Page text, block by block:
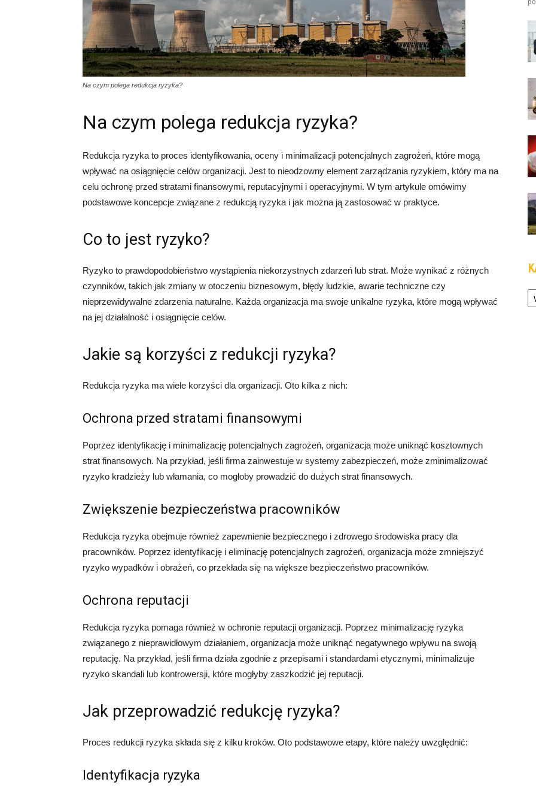
Na czym polega redukcja ryzyka?
Na czym polega redukcja ryzyka?
Redukcja ryzyka to proces identyfikowania, oceny i minimalizacji potencjalnych zagrożeń, które mogą
wpływać na osiągnięcie celów organizacji. Jest to nieodzowny element zarządzania ryzykiem, który ma na
celu ochronę przed stratami finansowymi, reputacyjnymi i operacyjnymi. W tym artykule omówimy
podstawowe koncepcje związane z redukcją ryzyka i jak można ją zastosować w praktyce.
Co to jest ryzyko?
Ryzyko to prawdopodobieństwo wystąpienia niekorzystnych zdarzeń lub strat. Może wynikać z różnych
czynników, takich jak zmiany w otoczeniu biznesowym, błędy ludzkie, awarie techniczne czy
nieprzewidywalne zdarzenia naturalne. Każda organizacja ma swoje unikalne ryzyka, które mogą wpływać
na jej działalność i osiągnięcie celów.
Jakie są korzyści z redukcji ryzyka?
Redukcja ryzyka ma wiele korzyści dla organizacji. Oto kilka z nich:
Ochrona przed stratami finansowymi
Poprzez identyfikację i minimalizację potencjalnych zagrożeń, organizacja może uniknąć kosztownych
strat finansowych. Na przykład, jeśli firma zainwestuje w systemy zabezpieczeń, może zminimalizować
ryzyko kradzieży lub włamania, co mogłoby prowadzić do dużych strat finansowych.
Zwiększenie bezpieczeństwa pracowników
Redukcja ryzyka obejmuje również zapewnienie bezpiecznego i zdrowego środowiska pracy dla
pracowników. Poprzez identyfikację i eliminację potencjalnych zagrożeń, organizacja może zmniejszyć
ryzyko wypadków i obrażeń, co przekłada się na większe bezpieczeństwo pracowników.
Ochrona reputacji
Redukcja ryzyka pomaga również w ochronie reputacji organizacji. Poprzez minimalizację ryzyka
związanego z nieprawidłowym działaniem, organizacja może uniknąć negatywnego wpływu na swoją
reputację. Na przykład, jeśli firma działa zgodnie z przepisami i standardami etycznymi, minimalizuje
ryzyko skandali lub kontrowersji, które mogłyby zaszkodzić jej reputacji.
Jak przeprowadzić redukcję ryzyka?
Proces redukcji ryzyka składa się z kilku kroków. Oto podstawowe etapy, które należy uwzględnić:
Identyfikacja ryzyka